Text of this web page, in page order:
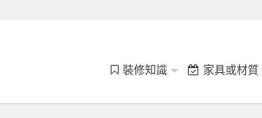
裝修知識 家具或材質